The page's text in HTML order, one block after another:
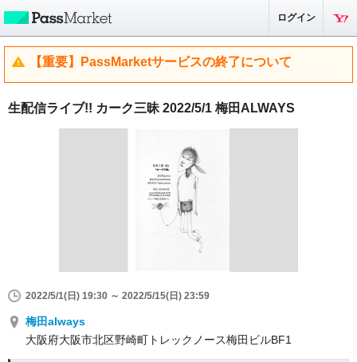
ログイン
【重要】PassMarketサービスの終了について
生配信ライブ!! カーク三昧 2022/5/1 梅田ALWAYS
2022/5/1(日) 19:30 ～ 2022/5/15(日) 23:59
梅田always
大阪府大阪市北区野崎町トレックノース梅田ビルBF1